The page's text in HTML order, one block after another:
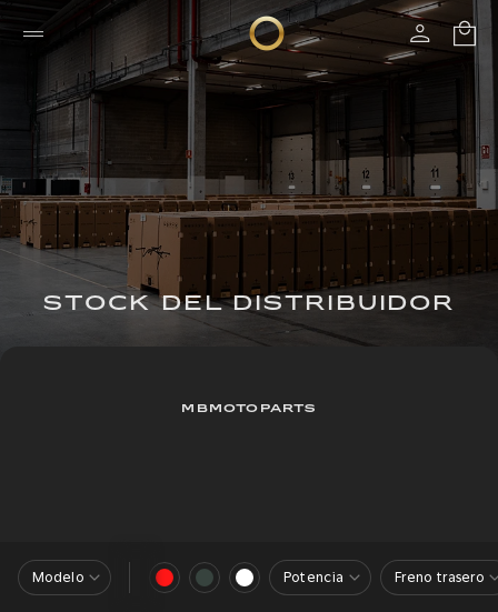
STOCK DEL DISTRIBUIDOR
MBMOTOPARTS
Modelo Potencia Freno trasero